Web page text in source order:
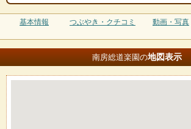
基本情報 つぶやき・クチコミ 動画・写真
南房総道楽園の地図表示